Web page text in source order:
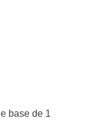
base de 1